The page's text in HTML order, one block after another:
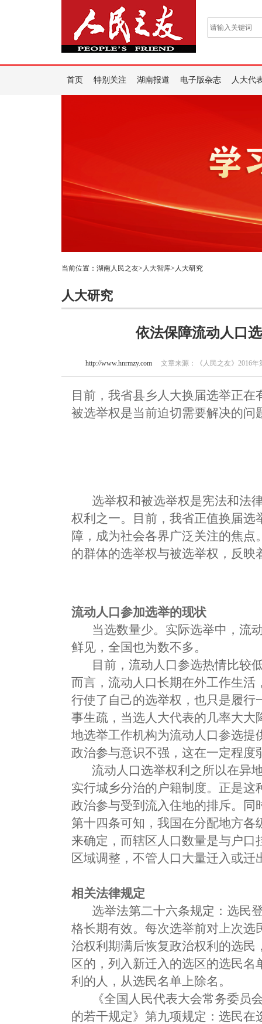
首页 特别关注 湖南报道 电子版杂志 人大代
当前位置： 湖南人民之友> 人大智库>人大研究
人大研究
依法保障流动人口
http://www.hnrmzy.com文章来源：《人民之友》2016
目前，我省县乡人大换届选举正
被选举权是当前迫切需要解决的问
选举权和被选举权是宪法和法
权利之一。目前，我省正值换届
障，成为社会各界广泛关注的焦
的群体的选举权与被选举权，反
流动人口参加选举的现状
当选数量少。实际选举中，流
鲜见，全国也为数不多。
目前，流动人口参选热情比较
而言，流动人口长期在外工作生
行使了自己的选举权，也只是履
事生疏，当选人大代表的几率大
地选举工作机构为流动人口参选
政治参与意识不强，这在一定程
流动人口选举权利之所以在异地
实行城乡分治的户籍制度。正是
政治参与受到流入住地的排斥。
第十四条可知，我国在分配地方
来确定，而辖区人口数量是与户
区域调整，不管人口大量迁入或
相关法律规定
选举法第二十六条规定：选民
格长期有效。每次选举前对上次
治权利期满后恢复政治权利的选
区的，列入新迁入的选区的选民
利的人，从选民名单上除名。
《全国人民代表大会常务委员
的若干规定》第九项规定：选民